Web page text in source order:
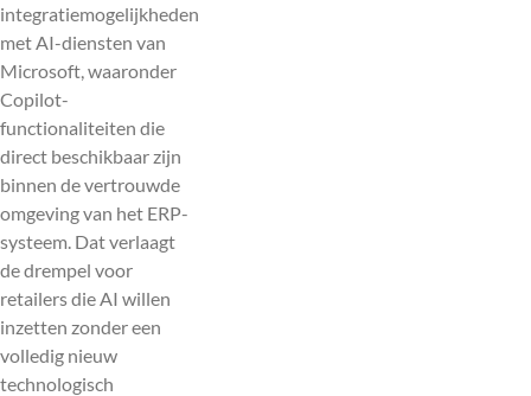
integratiemogelijkheden
met AI-diensten van
Microsoft, waaronder
Copilot-
functionaliteiten die
direct beschikbaar zijn
binnen de vertrouwde
omgeving van het ERP-
systeem. Dat verlaagt
de drempel voor
retailers die AI willen
inzetten zonder een
volledig nieuw
technologisch